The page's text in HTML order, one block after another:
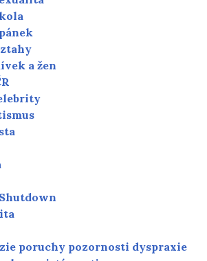
a žen
poruchy pozornosti dyspraxie